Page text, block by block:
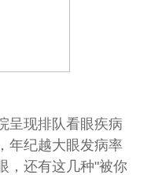
呈现排队看眼疾病
年纪越大眼发病率
，还有这几种"被你